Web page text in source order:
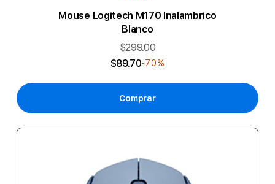
Mouse Logitech M170 Inalambrico
Blanco
$299.00
$89.70-70%
Comprar